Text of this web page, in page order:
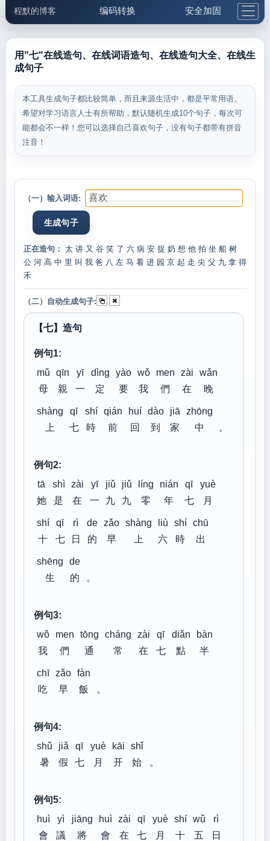
程默的博客 编码转换 安全加固
邮件工具 生活便民 更多工具
用"七"在线造句、在线词语造句、在线造句大全、在线生
成句子
本工具生成句子都比较简单，而且来源生活中，都是平常用语。
希望对学习语言人士有所帮助，默认随机生成10个句子，每次可
能都会不一样！您可以选择自己喜欢句子，没有句子都带有拼音
注音！
（一）输入词语:
正在造句： 太 讲 又 谷 笑 了 六 病 安 捉 奶 想 他 拍 坐 船 树
公 河 高 中 里 叫 我 爸 八 左 马 看 进 园 京 起 走 尖 父 九 拿 得
禾
（二）自动生成句子:
【七】造句
例句1:
mǔ
母
qīn
親
yī
一
dìng
定
yào
要
wǒ
我
men
們
zài
在
wǎn
晚
shàng
上
qī
七
shí
時
qián
前
huí
回
dào
到
jiā
家
zhōng
中
。
例句2:
tā
她
shì
是
zài
在
yī
一
jiǔ
九
jiǔ
九
líng
零
nián
年
qī
七
yuè
月
shí
十
qī
七
rì
日
de
的
zǎo
早
shàng
上
liù
六
shí
時
chū
出
shēng
生
de
的
。
例句3:
wǒ
我
men
們
tōng
通
cháng
常
zài
在
qī
七
diǎn
點
bàn
半
chī
吃
zǎo
早
fàn
飯
。
例句4:
shǔ
暑
jiǎ
假
qī
七
yuè
月
kāi
开
shǐ
始
。
例句5:
huì
會
yì
議
jiāng
將
huì
會
zài
在
qī
七
yuè
月
shí
十
wǔ
五
rì
日